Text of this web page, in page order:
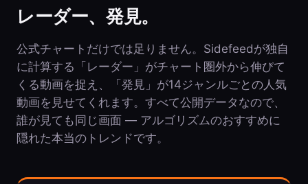
レーダー、発見。
公式チャートだけでは足りません。Sidefeedが独自
に計算する「レーダー」がチャート圏外から伸びて
くる動画を捉え、「発見」が14ジャンルごとの人気
動画を見せてくれます。すべて公開データなので、
誰が見ても同じ画面 — アルゴリズムのおすすめに
隠れた本当のトレンドです。